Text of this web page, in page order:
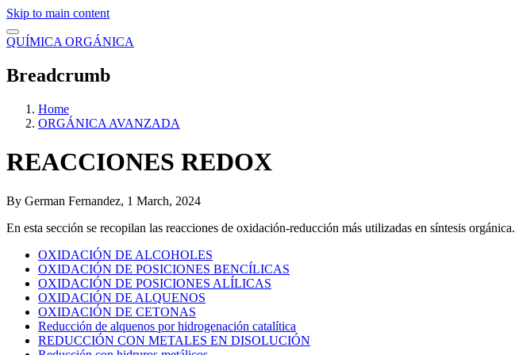
Skip to main content
QUÍMICA ORGÁNICA
Breadcrumb
Home
ORGÁNICA AVANZADA
REACCIONES REDOX
By German Fernandez, 1 March, 2024
En esta sección se recopilan las reacciones de oxidación-reducción más utilizadas en síntesis orgánica.
OXIDACIÓN DE ALCOHOLES
OXIDACIÓN DE POSICIONES BENCÍLICAS
OXIDACIÓN DE POSICIONES ALÍLICAS
OXIDACIÓN DE ALQUENOS
OXIDACIÓN DE CETONAS
Reducción de alquenos por hidrogenación catalítica
REDUCCIÓN CON METALES EN DISOLUCIÓN